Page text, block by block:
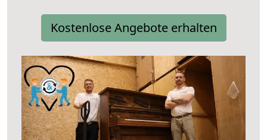
Kostenlose Angebote erhalten